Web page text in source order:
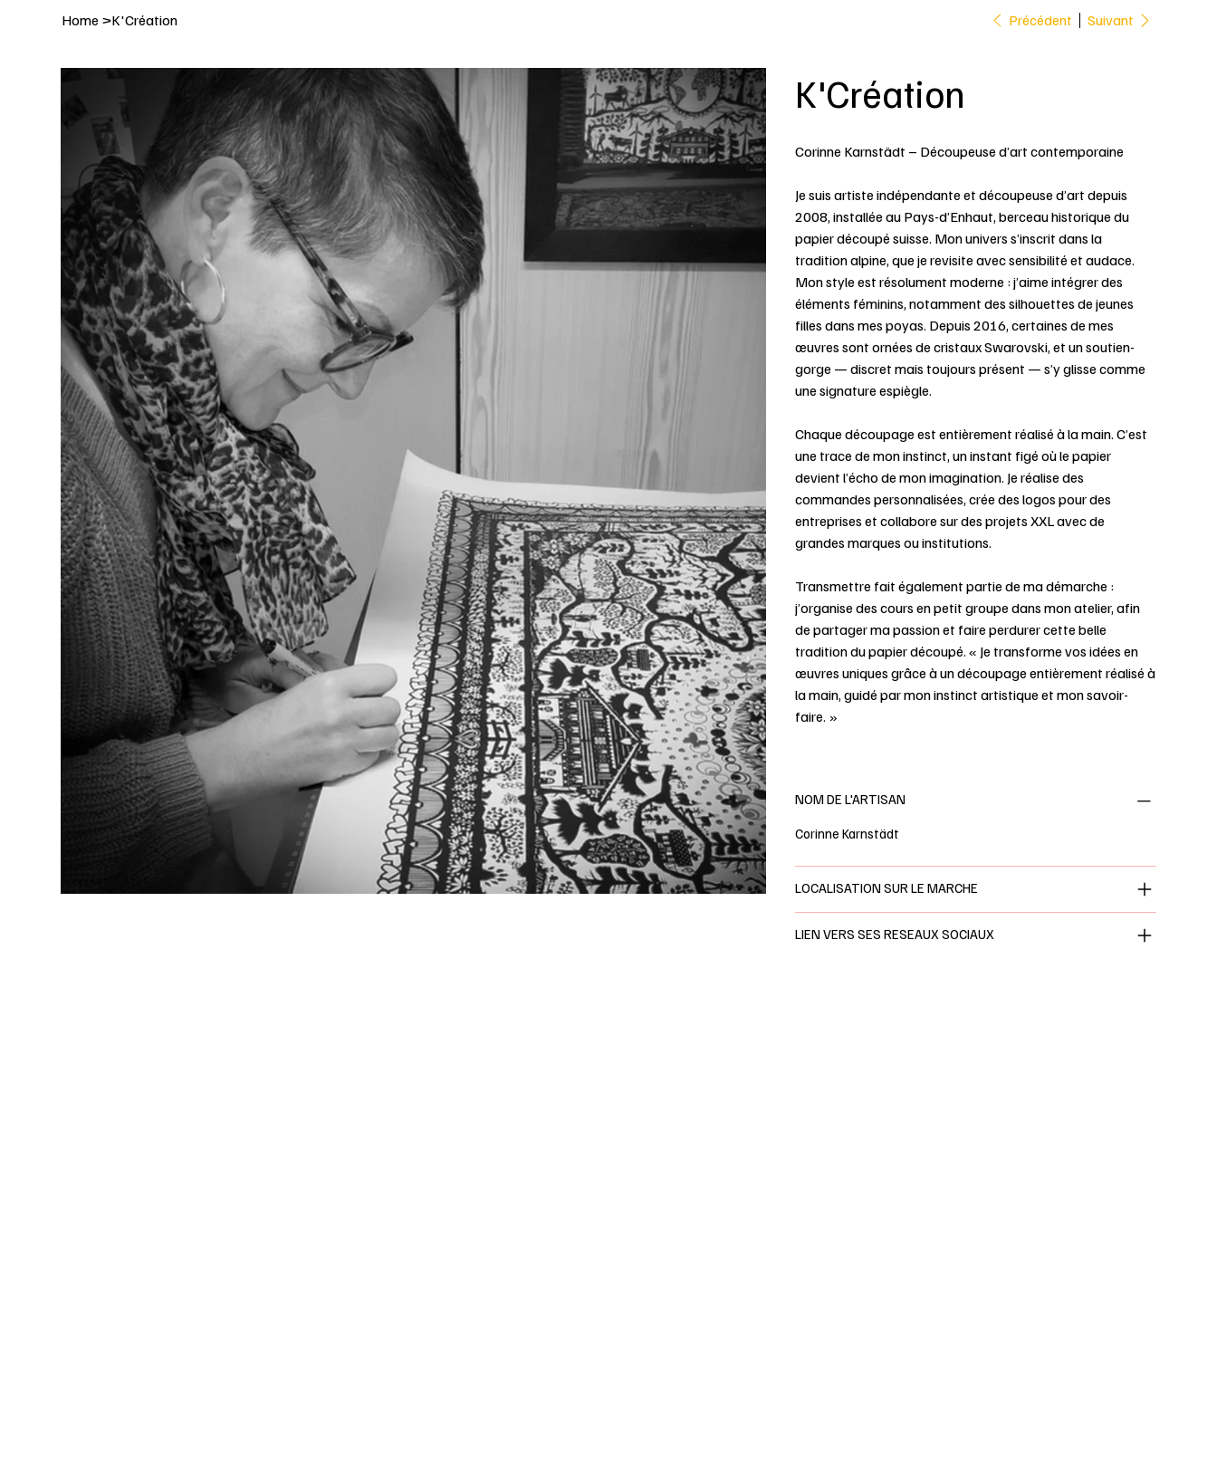
Home >K'Création Précédent Suivant
K'Création
Corinne Karnstädt – Découpeuse d’art contemporaine
Je suis artiste indépendante et découpeuse d’art depuis
2008, installée au Pays-d’Enhaut, berceau historique du
papier découpé suisse. Mon univers s’inscrit dans la
tradition alpine, que je revisite avec sensibilité et audace.
Mon style est résolument moderne : j’aime intégrer des
éléments féminins, notamment des silhouettes de jeunes
filles dans mes poyas. Depuis 2016, certaines de mes
œuvres sont ornées de cristaux Swarovski, et un soutien-
gorge — discret mais toujours présent — s’y glisse comme
une signature espiègle.
Chaque découpage est entièrement réalisé à la main. C’est
une trace de mon instinct, un instant figé où le papier
devient l’écho de mon imagination. Je réalise des
commandes personnalisées, crée des logos pour des
entreprises et collabore sur des projets XXL avec de
grandes marques ou institutions.
Transmettre fait également partie de ma démarche :
j’organise des cours en petit groupe dans mon atelier, afin
de partager ma passion et faire perdurer cette belle
tradition du papier découpé. « Je transforme vos idées en
œuvres uniques grâce à un découpage entièrement réalisé à
la main, guidé par mon instinct artistique et mon savoir-
faire. »
NOM DE L'ARTISAN
Corinne Karnstädt
LOCALISATION SUR LE MARCHE
LIEN VERS SES RESEAUX SOCIAUX